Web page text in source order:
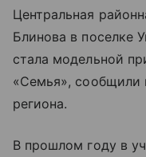
Центральная
Блинова в поселке
стала модельной
«Семья», сообщили
региона.
В прошлом году в